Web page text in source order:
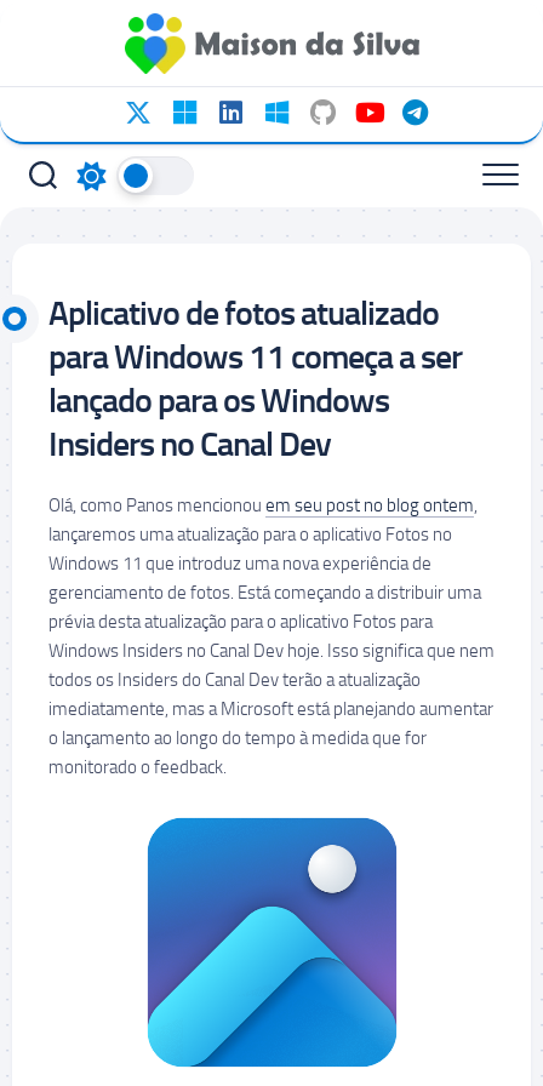
conteúdo
Aplicativo de fotos atualizado
para Windows 11 começa a ser
lançado para os Windows
Insiders no Canal Dev
Olá, como Panos mencionou em seu post no blog ontem,
lançaremos uma atualização para o aplicativo Fotos no
Windows 11 que introduz uma nova experiência de
gerenciamento de fotos. Está começando a distribuir uma
prévia desta atualização para o aplicativo Fotos para
Windows Insiders no Canal Dev hoje. Isso significa que nem
todos os Insiders do Canal Dev terão a atualização
imediatamente, mas a Microsoft está planejando aumentar
o lançamento ao longo do tempo à medida que for
monitorado o feedback.